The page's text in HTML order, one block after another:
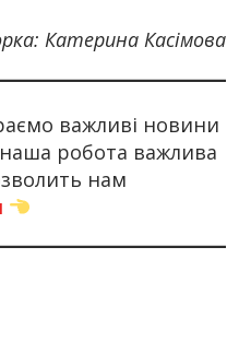
Катерина Касімова
важливі новини
наша робота важлива
нам